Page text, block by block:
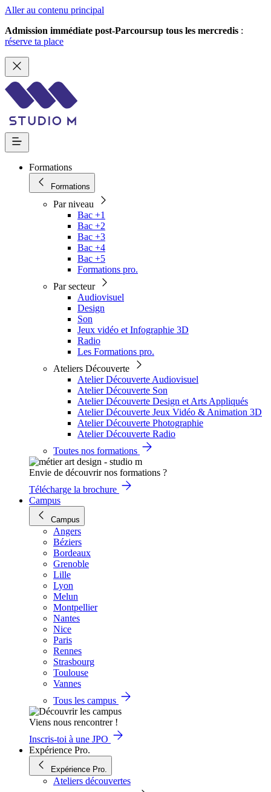
Aller au contenu principal
Admission immédiate post-Parcoursup tous les mercredis :
réserve ta place
Formations
Formations
Par niveau
Bac +1
Bac +2
Bac +3
Bac +4
Bac +5
Formations pro.
Par secteur
Audiovisuel
Design
Son
Jeux vidéo et Infographie 3D
Radio
Les Formations pro.
Ateliers Découverte
Atelier Découverte Audiovisuel
Atelier Découverte Son
Atelier Découverte Design et Arts Appliqués
Atelier Découverte Jeux Vidéo & Animation 3D
Atelier Découverte Photographie
Atelier Découverte Radio
Toutes nos formations
Envie de découvrir nos formations ?
Télécharge la brochure
Campus
Campus
Angers
Béziers
Bordeaux
Grenoble
Lille
Lyon
Melun
Montpellier
Nantes
Nice
Paris
Rennes
Strasbourg
Toulouse
Vannes
Tous les campus
Viens nous rencontrer !
Inscris-toi à une JPO
Expérience Pro.
Expérience Pro.
Ateliers découvertes